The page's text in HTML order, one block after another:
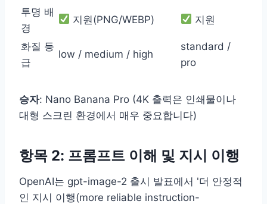
투명 배
경
지원(PNG/WEBP) 지원
화질 등
급
low / medium / high
standard /
pro
승자: Nano Banana Pro (4K 출력은 인쇄물이나
대형 스크린 환경에서 매우 중요합니다)
항목 2: 프롬프트 이해 및 지시 이행
OpenAI는 gpt-image-2 출시 발표에서 '더 안정적
인 지시 이행(more reliable instruction-